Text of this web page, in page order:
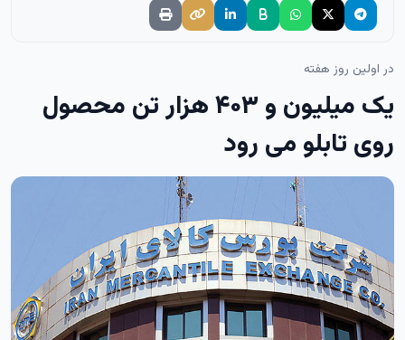
در اولین روز هفته
یک میلیون و ۴۰۳ هزار تن محصول
روی تابلو می رود